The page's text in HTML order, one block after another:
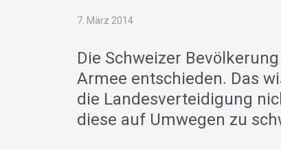
7. März 2014
Die Schweizer
Armee entschieden. Das
die Landesverteidigung
diese auf Umwegen zu